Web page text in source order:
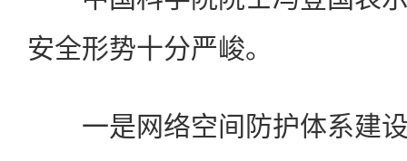
安全形势十分严峻。
一是网络空间防护体系建设